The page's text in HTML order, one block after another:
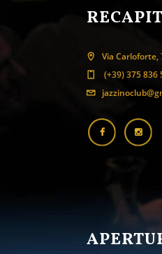
Via Carloforte,
(+39) 375 836